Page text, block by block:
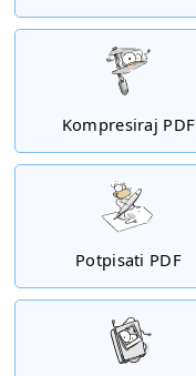
Kompresiraj PDF
Potpisati PDF